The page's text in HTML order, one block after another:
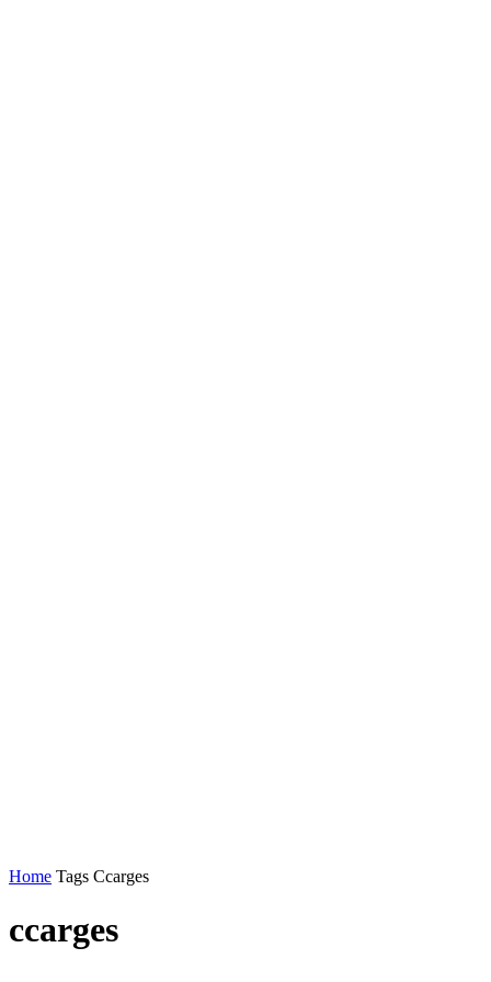
Home Tags Ccarges
ccarges